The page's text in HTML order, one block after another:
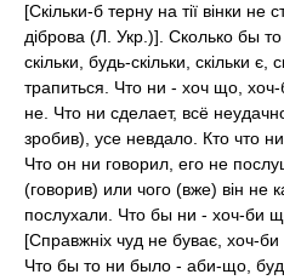
[Скільки-б терну на тії вінки не
діброва (Л. Укр.)]. Сколько бы
скільки, будь-скільки, скільки є,
трапиться. Что ни - хоч що,
не. Что ни сделает, всё
зробив), усе невдало. Кто что
Что он ни говорил, его не
(говорив) или чого (вже) він не
послухали. Что бы ни - хоч-би
[Справжніх чуд не буває, хоч-
Что бы то ни было - аби-що,